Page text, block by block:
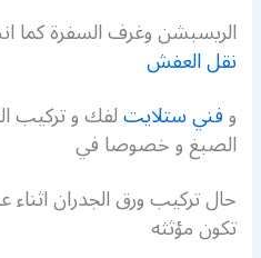
الريسبشن وغرف السفرة كما
نقل العفش
وفني ستلايتلفك و تركيب
الصبغ و خصوصا في
حال تركيب ورق الجدران اثناء
تكون مؤثثه